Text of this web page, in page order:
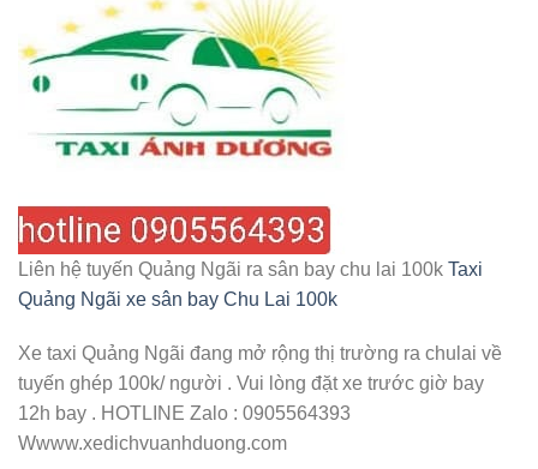
Liên hệ tuyến Quảng Ngãi ra sân bay chu lai 100k Taxi
Quảng Ngãi xe sân bay Chu Lai 100k
Xe taxi Quảng Ngãi đang mở rộng thị trường ra chulai về
tuyến ghép 100k/ người . Vui lòng đặt xe trước giờ bay
12h bay . HOTLINE Zalo : 0905564393
Wwww.xedichvuanhduong.com